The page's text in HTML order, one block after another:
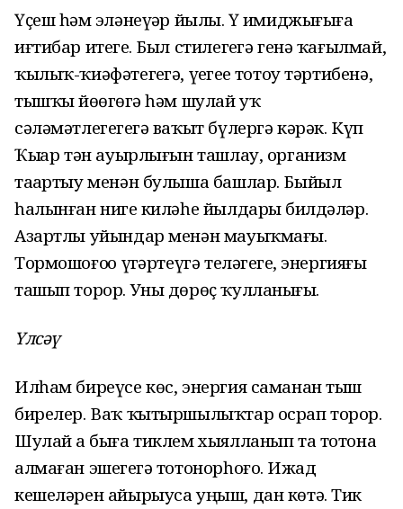
Үҫеш һәм эҙләнеүҙәр йылы. Үҙ имиджығыҙға
иғтибар итегеҙ. Был стилегеҙгә генә ҡағылмай,
ҡылыҡ-ҡиәфәтегеҙгә, үҙегеҙҙе тотоу тәртибенә,
тышҡы йөҙөгөҙгә һәм шулай уҡ
сәләмәтлегегеҙгә ваҡыт бүлергә кәрәк. Күп
Ҡыҙҙар тән ауырлығын ташлау, организм
таҙартыу менән булыша башлар. Быйыл
һалынған нигеҙ киләһе йылдарҙы билдәләр.
Азартлы уйындар менән мауыҡмағыҙ.
Тормошоғоҙҙо үҙгәртеүгә теләгегеҙ, энергияғыҙ
ташып торор. Уны дөрөҫ ҡулланығыҙ.
Үлсәү
Илһам биреүсе көс, энергия саманан тыш
бирелер. Ваҡ ҡытыршылыҡтар осрап торор.
Шулай ҙа быға тиклем хыялланып та тотона
алмаған эшегеҙгә тотонорһоғоҙ. Ижад
кешеләрен айырыуса уңыш, дан көтә. Тик